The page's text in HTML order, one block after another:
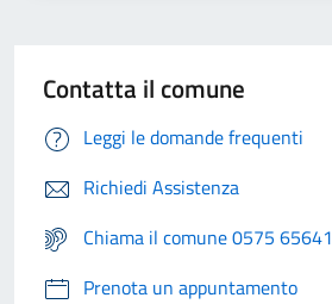
Contatta il comune
Leggi le domande frequenti
Richiedi Assistenza
Chiama il comune 0575 65641
Prenota un appuntamento